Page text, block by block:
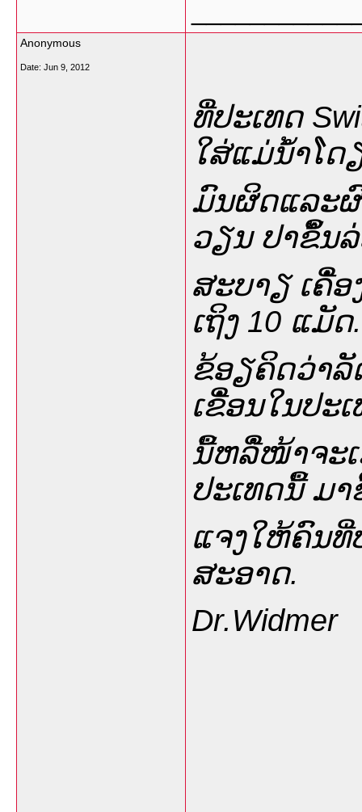
Anonymous
Date: Jun 9, 2012
ທື່ປະເທດ
ໃສ່ແມ່ນໍ້າໂດ
ມົນຜິດແລະ
ວຽນ ປາຂຶໍ້ນ
ສະບາຽ ເຄືໍ່
ເຖິງ 10 ແມັດ.
ຂ້ອຽຄິດວ່າລັ
ເຂືໍ່ອນໃນປະ
ນື້ຫລືໍໜ້າຈະເ
ປະເທດນື້ ມາ
ແຈງໃຫ້ຄົນທີ່
ສະອາດ.
Dr.Widmer